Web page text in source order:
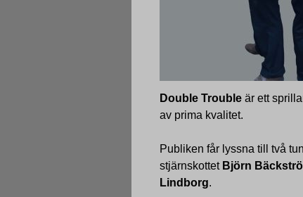
Double Trouble är ett
av prima kvalitet.
Publiken får lyssna till två
stjärnskottet Björn
Lindborg.